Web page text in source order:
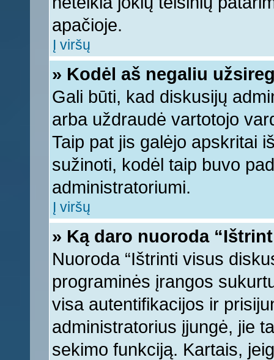
apačioje.
Į viršų
» Kodėl aš negaliu
Gali būti, kad diskusijų
arba uždraudė vartotojo
Taip pat jis galėjo apskritai
sužinoti, kodėl taip buvo
administratoriumi.
Į viršų
» Ką daro nuoroda
Nuoroda “Ištrinti visus
programinės įrangos
visa autentifikacijos ir
administratorius įjungė, jie
sekimo funkciją. Kartais,